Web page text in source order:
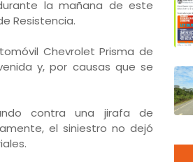
la mañana de este
Resistencia.
Chevrolet Prisma de
y, por causas que se
contra una jirafa de
el siniestro no dejó